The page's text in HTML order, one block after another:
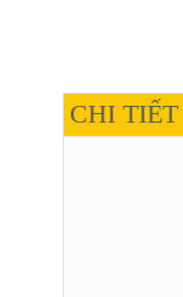
CHI